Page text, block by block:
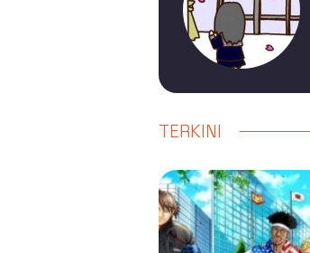
TERKINI